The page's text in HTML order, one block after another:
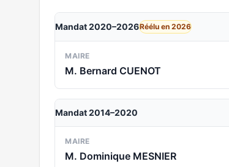
Mandat 2020–2026Réélu en 2026
MAIRE
M. Bernard CUENOT
Mandat 2014–2020
MAIRE
M. Dominique MESNIER